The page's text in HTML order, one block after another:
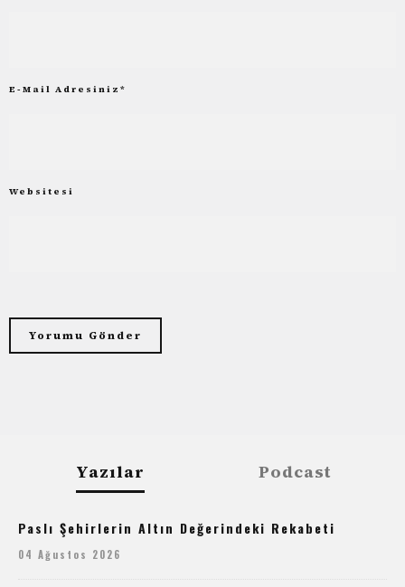
E-Mail Adresiniz *
Websitesi
Yazılar Podcast
Paslı Şehirlerin Altın Değerindeki Rekabeti
04 Ağustos 2026